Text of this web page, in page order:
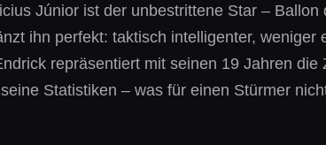
Júnior ist der unbestrittene Star – Ballon
ihn perfekt: taktisch intelligenter, weniger
repräsentiert mit seinen 19 Jahren die
Statistiken – was für einen Stürmer